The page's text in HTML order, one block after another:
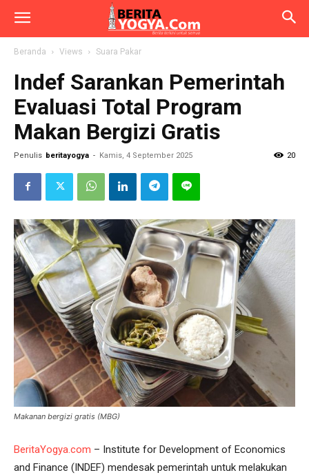
Beranda Views Suara Pakar
Indef Sarankan Pemerintah
Evaluasi Total Program
Makan Bergizi Gratis
Penulis beritayogya - Kamis, 4 September 2025 20
Makanan bergizi gratis (MBG)
BeritaYogya.com – Institute for Development of Economics
and Finance (INDEF) mendesak pemerintah untuk melakukan